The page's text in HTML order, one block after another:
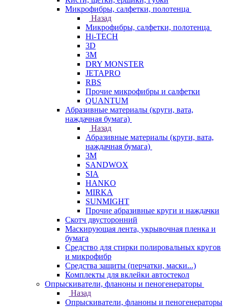
Микрофибры, салфетки, полотенца
Назад
Микрофибры, салфетки, полотенца
Hi-TECH
3D
3М
DRY MONSTER
JETAPRO
RBS
Прочие микрофибры и салфетки
QUANTUM
Абразивные материалы (круги, вата,
наждачная бумага)
Назад
Абразивные материалы (круги, вата,
наждачная бумага)
3М
SANDWOX
SIA
HANKO
MIRKA
SUNMIGHT
Прочие абразивные круги и наждачки
Скотч двусторонний
Маскирующая лента, укрывочная пленка и
бумага
Средство для стирки полировальных кругов
и микрофибр
Средства защиты (перчатки, маски...)
Комплекты для вклейки автостекол
Опрыскиватели, фланоны и пеногенераторы
Назад
Опрыскиватели, фланоны и пеногенераторы